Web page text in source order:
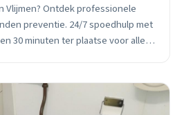
Vlijmen? Ontdek professionele
preventie. 24/7 spoedhulp met
30 minuten ter plaatse voor alle